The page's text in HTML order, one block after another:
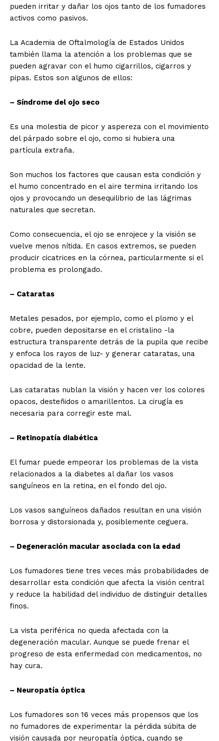
pueden irritar y dañar los ojos tanto de los fumadores
activos como pasivos.
La Academia de Oftalmología de Estados Unidos
también llama la atención a los problemas que se
pueden agravar con el humo cigarrillos, cigarros y
pipas. Estos son algunos de ellos:
– Síndrome del ojo seco
Es una molestia de picor y aspereza con el movimiento
del párpado sobre el ojo, como si hubiera una
partícula extraña.
Son muchos los factores que causan esta condición y
el humo concentrado en el aire termina irritando los
ojos y provocando un desequilibrio de las lágrimas
naturales que secretan.
Como consecuencia, el ojo se enrojece y la visión se
vuelve menos nítida. En casos extremos, se pueden
producir cicatrices en la córnea, particularmente si el
problema es prolongado.
– Cataratas
Metales pesados, por ejemplo, como el plomo y el
cobre, pueden depositarse en el cristalino -la
estructura transparente detrás de la pupila que recibe
y enfoca los rayos de luz- y generar cataratas, una
opacidad de la lente.
Las cataratas nublan la visión y hacen ver los colores
opacos, desteñidos o amarillentos. La cirugía es
necesaria para corregir este mal.
– Retinopatía diabética
El fumar puede empeorar los problemas de la vista
relacionados a la diabetes al dañar los vasos
sanguíneos en la retina, en el fondo del ojo.
Los vasos sanguíneos dañados resultan en una visión
borrosa y distorsionada y, posiblemente ceguera.
– Degeneración macular asociada con la edad
Los fumadores tiene tres veces más probabilidades de
desarrollar esta condición que afecta la visión central
y reduce la habilidad del individuo de distinguir detalles
finos.
La vista periférica no queda afectada con la
degeneración macular. Aunque se puede frenar el
progreso de esta enfermedad con medicamentos, no
hay cura.
– Neuropatía óptica
Los fumadores son 16 veces más propensos que los
no fumadores de experimentar la pérdida súbita de
visión causada por neuropatía óptica, cuando se